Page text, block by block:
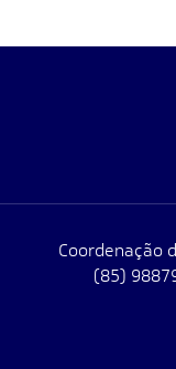
Coordenação
(85)